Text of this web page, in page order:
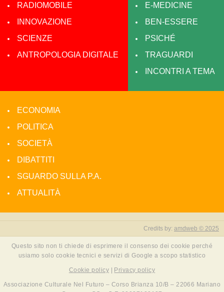
RADIOMOBILE
INNOVAZIONE
SCIENZE
ANTROPOLOGIA DIGITALE
E-MEDICINE
BEN-ESSERE
PSICHÉ
TRAGUARDI
INCONTRI A TEMA
ECONOMIA
POLITICA
SOCIETÀ
DIBATTITI
SGUARDO SULLA P.A.
ATTUALITÀ
Credits by: amdweb © 2025
Questo sito non ti chiede di esprimere il consenso dei cookie perché
usiamo solo cookie tecnici e servizi di Google a scopo statistico
Cookie policy | Privacy policy
Associazione Culturale Nel Futuro – Corso Brianza 10/B – 22066 Mariano